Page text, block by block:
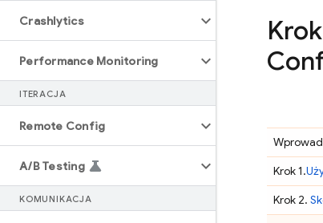
Crashlytics
Performance Monitoring
ITERACJA
Remote Config
A/B Testing
KOMUNIKACJA
Krok 1.
Krok 2.